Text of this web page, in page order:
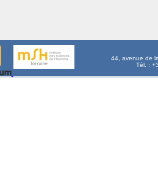
44, avenue de
Tél. :